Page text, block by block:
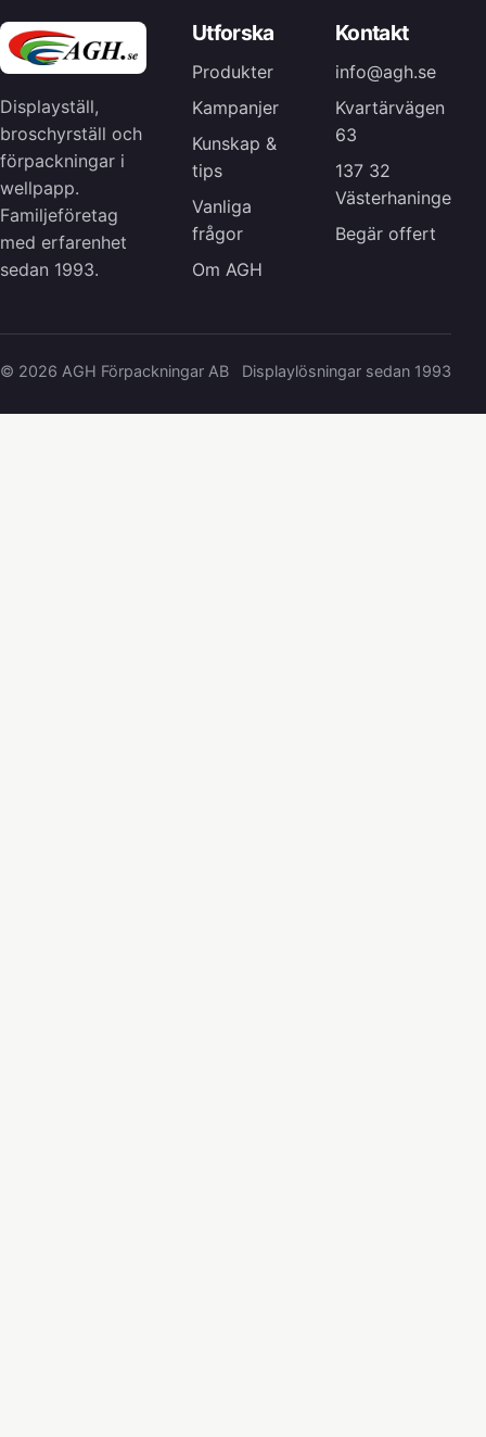
Displayställ,
broschyrställ och
förpackningar i
wellpapp.
Familjeföretag
med erfarenhet
sedan 1993.
Utforska
Produkter
Kampanjer
Kunskap &
tips
Vanliga
frågor
Om AGH
Kontakt
info@agh.se
Kvartärvägen
63
137 32
Västerhaninge
Begär offert
© 2026 AGH Förpackningar AB Displaylösningar sedan 1993